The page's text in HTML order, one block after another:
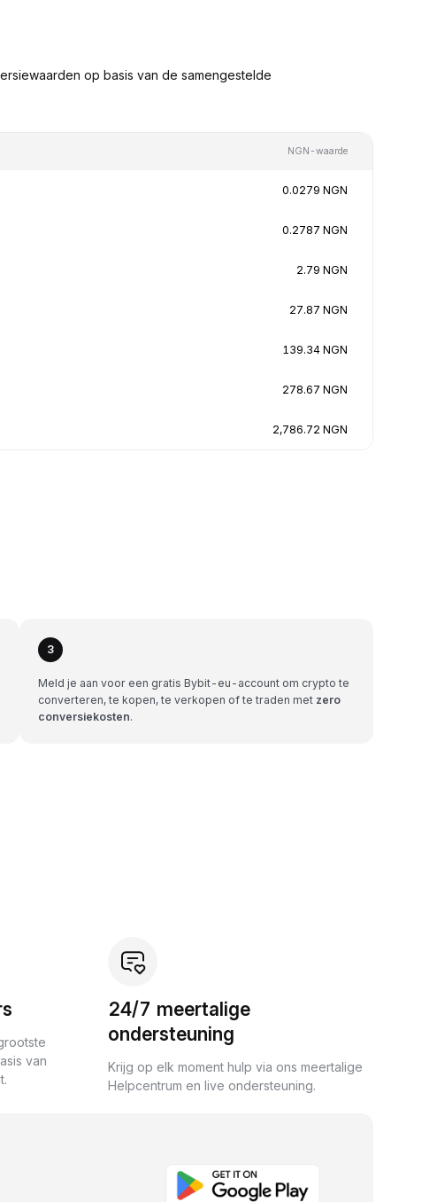
op basis van de samengestelde
NGN-waarde
0.0279 NGN
0.2787 NGN
2.79 NGN
27.87 NGN
139.34 NGN
278.67 NGN
2,786.72 NGN
3
Meld je aan voor een gratis Bybit-eu-account om crypto te
converteren, te kopen, te verkopen of te traden met zero
conversiekosten.
van
24/7 meertalige
ondersteuning
Krijg op elk moment hulp via ons meertalige
Helpcentrum en live ondersteuning.